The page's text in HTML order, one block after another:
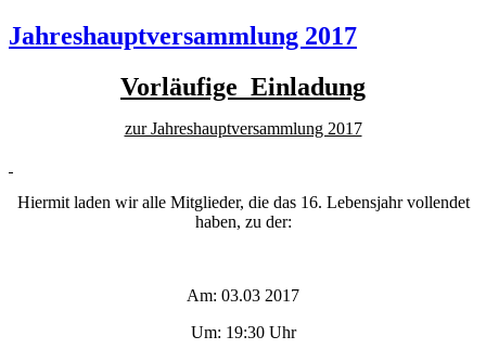
Jahreshauptversammlung 2017
Vorläufige Einladung
zur Jahreshauptversammlung 2017
Hiermit laden wir alle Mitglieder, die das 16. Lebensjahr vollendet
haben, zu der:
Am: 03.03 2017
Um: 19:30 Uhr